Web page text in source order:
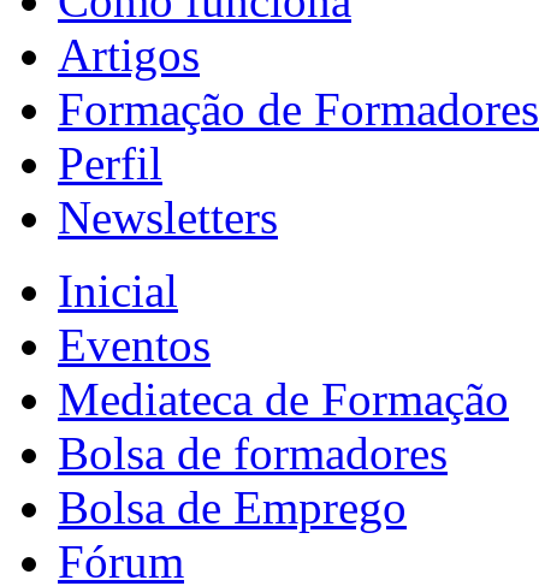
Artigos
Formação de Formadores
Perfil
Newsletters
Inicial
Eventos
Mediateca de Formação
Bolsa de formadores
Bolsa de Emprego
Fórum